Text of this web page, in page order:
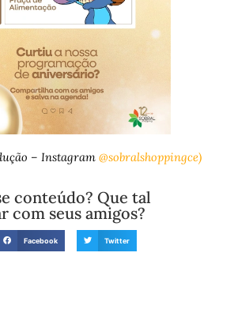
– Instagram @sobralshoppingce)
conteúdo? Que tal
com seus amigos?
Facebook Twitter